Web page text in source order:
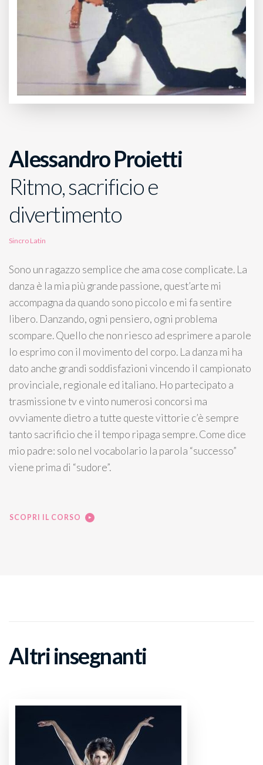
Alessandro Proietti
Ritmo, sacrificio e
divertimento
Sincro Latin
Sono un ragazzo semplice che ama cose complicate. La
danza è la mia più grande passione, quest’arte mi
accompagna da quando sono piccolo e mi fa sentire
libero. Danzando, ogni pensiero, ogni problema
scompare. Quello che non riesco ad esprimere a parole
lo esprimo con il movimento del corpo. La danza mi ha
dato anche grandi soddisfazioni vincendo il campionato
provinciale, regionale ed italiano. Ho partecipato a
trasmissione tv e vinto numerosi concorsi ma
ovviamente dietro a tutte queste vittorie c’è sempre
tanto sacrificio che il tempo ripaga sempre. Come dice
mio padre: solo nel vocabolario la parola “successo”
viene prima di “sudore”.
SCOPRI IL CORSO
Altri insegnanti